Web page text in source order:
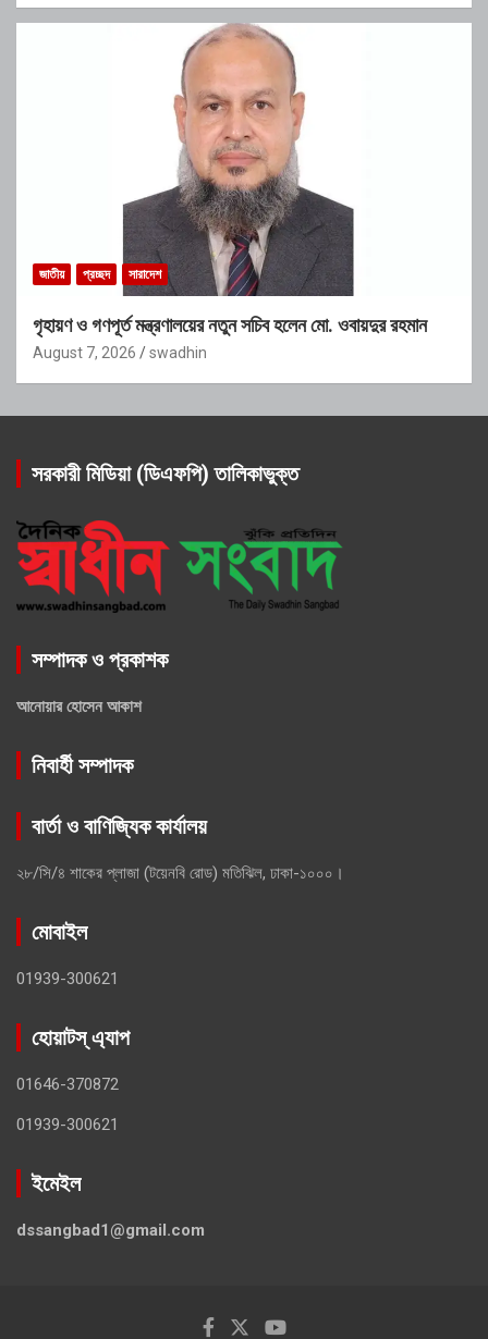
জাতীয় প্রচ্ছদ সারাদেশ
গৃহায়ণ ও গণপূর্ত মন্ত্রণালয়ের নতুন সচিব হলেন মো. ওবায়দুর রহমান
August 7, 2026 swadhin
সরকারী মিডিয়া (ডিএফপি) তালিকাভুক্ত
সম্পাদক ও প্রকাশক
আনোয়ার হোসেন আকাশ
নিবার্হী সম্পাদক
বার্তা ও বাণিজ্যিক কার্যালয়
২৮/সি/৪ শাকের প্লাজা (টয়েনবি রোড) মতিঝিল, ঢাকা-১০০০।
মোবাইল
01939-300621
হোয়াটস্ এ্যাপ
01646-370872
01939-300621
ইমেইল
dssangbad1@gmail.com